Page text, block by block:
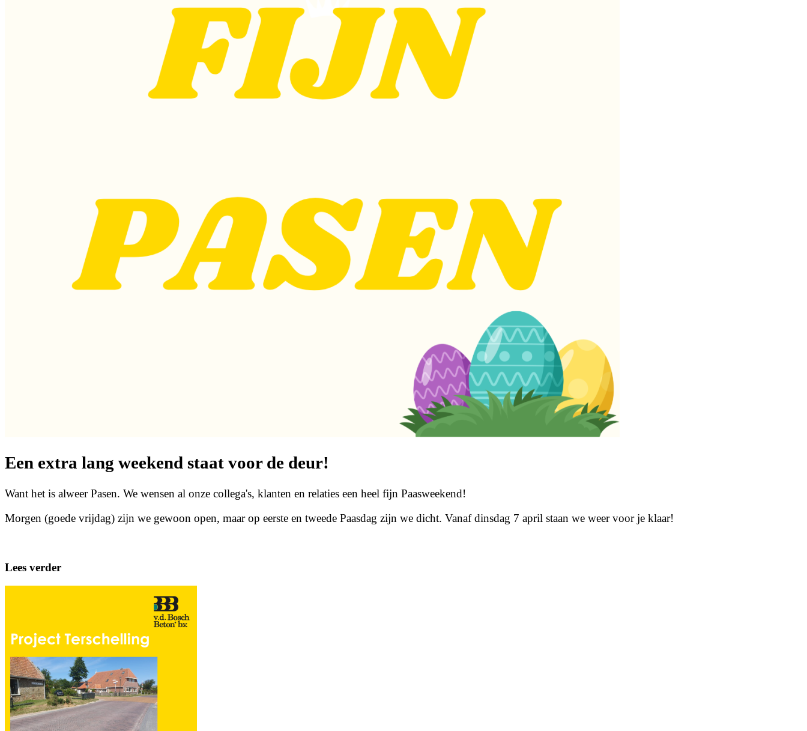
Een extra lang weekend staat voor de deur!
Want het is alweer Pasen. We wensen al onze collega's, klanten en relaties een heel fijn Paasweekend!
Morgen (goede vrijdag) zijn we gewoon open, maar op eerste en tweede Paasdag zijn we dicht. Vanaf dinsdag 7 april staan we weer voor je klaar!
Lees verder